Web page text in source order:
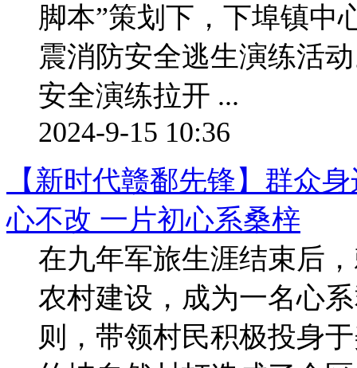
脚本”策划下，下埠镇中
震消防安全逃生演练活
安全演练拉开 ...
2024-9-15 10:36
【新时代赣鄱先锋】群众
心不改 一片初心系桑梓
在九年军旅生涯结束后
农村建设，成为一名心
则，带领村民积极投身